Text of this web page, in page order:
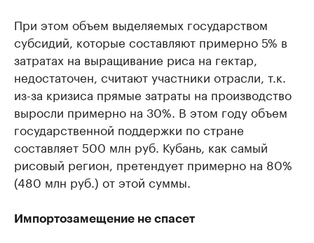
При этом объем выделяемых государством
субсидий, которые составляют примерно 5% в
затратах на выращивание риса на гектар,
недостаточен, считают участники отрасли, т.к.
из-за кризиса прямые затраты на производство
выросли примерно на 30%. В этом году объем
государственной поддержки по стране
составляет 500 млн руб. Кубань, как самый
рисовый регион, претендует примерно на 80%
(480 млн руб.) от этой суммы.
Импортозамещение не спасет